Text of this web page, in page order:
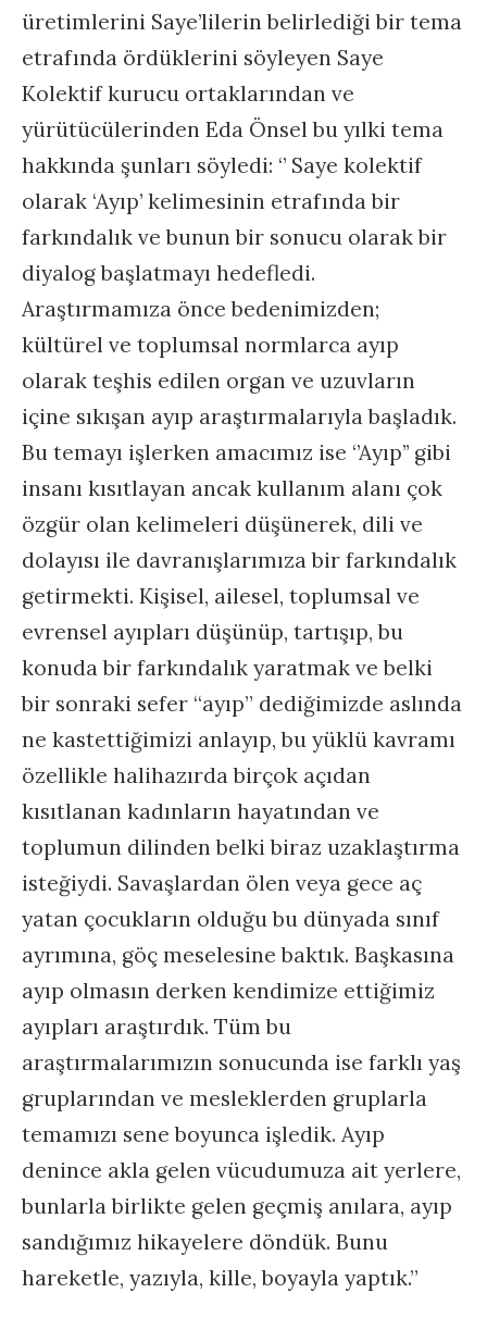
üretimlerini Saye’lilerin belirlediği bir tema
etrafında ördüklerini söyleyen Saye
Kolektif kurucu ortaklarından ve
yürütücülerinden Eda Önsel bu yılki tema
hakkında şunları söyledi: ‘’ Saye kolektif
olarak ‘Ayıp’ kelimesinin etrafında bir
farkındalık ve bunun bir sonucu olarak bir
diyalog başlatmayı hedefledi.
Araştırmamıza önce bedenimizden;
kültürel ve toplumsal normlarca ayıp
olarak teşhis edilen organ ve uzuvların
içine sıkışan ayıp araştırmalarıyla başladık.
Bu temayı işlerken amacımız ise ‘’Ayıp’’ gibi
insanı kısıtlayan ancak kullanım alanı çok
özgür olan kelimeleri düşünerek, dili ve
dolayısı ile davranışlarımıza bir farkındalık
getirmekti. Kişisel, ailesel, toplumsal ve
evrensel ayıpları düşünüp, tartışıp, bu
konuda bir farkındalık yaratmak ve belki
bir sonraki sefer “ayıp” dediğimizde aslında
ne kastettiğimizi anlayıp, bu yüklü kavramı
özellikle halihazırda birçok açıdan
kısıtlanan kadınların hayatından ve
toplumun dilinden belki biraz uzaklaştırma
isteğiydi. Savaşlardan ölen veya gece aç
yatan çocukların olduğu bu dünyada sınıf
ayrımına, göç meselesine baktık. Başkasına
ayıp olmasın derken kendimize ettiğimiz
ayıpları araştırdık. Tüm bu
araştırmalarımızın sonucunda ise farklı yaş
gruplarından ve mesleklerden gruplarla
temamızı sene boyunca işledik. Ayıp
denince akla gelen vücudumuza ait yerlere,
bunlarla birlikte gelen geçmiş anılara, ayıp
sandığımız hikayelere döndük. Bunu
hareketle, yazıyla, kille, boyayla yaptık.”